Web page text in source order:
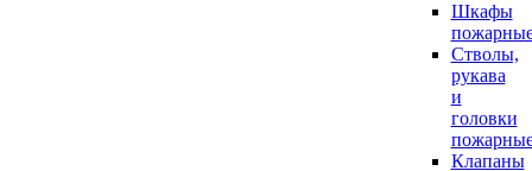
Шкафы
Стволы,
рукава
и
головки
Клапаны